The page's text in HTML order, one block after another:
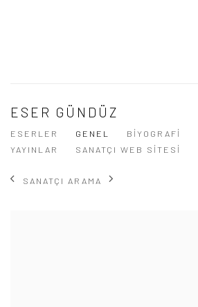
ESER GÜNDÜZ
ESERLER GENEL BIYOGRAFI
YAYINLAR
SANATÇI WEB SITESI
SANATÇI ARAMA